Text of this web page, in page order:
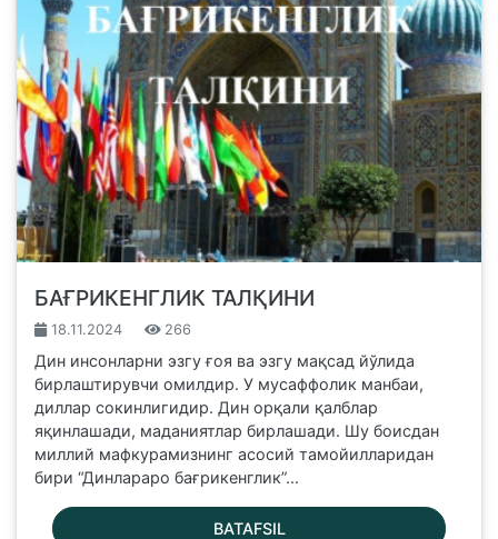
БАҒРИКЕНГЛИК ТАЛҚИНИ
18.11.2024 266
Дин инсонларни эзгу ғоя ва эзгу мақсад йўлида
бирлаштирувчи омилдир. У мусаффолик манбаи,
диллар сокинлигидир. Дин орқали қалблар
яқинлашади, маданиятлар бирлашади. Шу боисдан
миллий мафкурамизнинг асосий тамойилларидан
бири “Динлараро бағрикенглик”...
BATAFSIL